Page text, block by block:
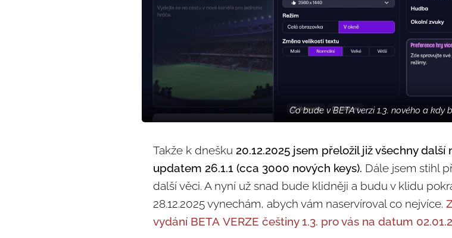
Co bude v BETA verzi 1.3. nového a kdy
Takže k dnešku 20.12.2025 jsem přeložil již všechny
updatem 26.1.1 (cca 3000 nových keys). Dále jsem stihl
další věci. A nyní už snad bude klidněji a budu v klidu
28.12.2025 vynechám, abych vám naservíroval co nejvíce.
vydání BETA VERZE češtiny 1.3. pro vás na datum